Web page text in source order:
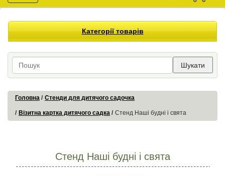
navigation
Категорії товарів
Шукати
Головна Стенди для дитячого садочка
Візитна картка дитячого садка Стенд Наші будні і свята
Стенд Наші будні і свята